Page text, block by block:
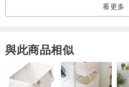
避免接觸化學清潔劑，還是建議不要
⟡ 所有寶藏在出貨前，皆已完成深層淨
戴，開啟守護能量。
看更多
與此商品相似